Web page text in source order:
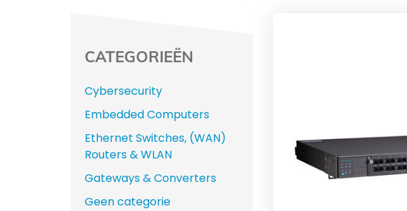
CATEGORIEËN
Cybersecurity
Embedded Computers
Ethernet Switches, (WAN)
Routers & WLAN
Gateways & Converters
Geen categorie